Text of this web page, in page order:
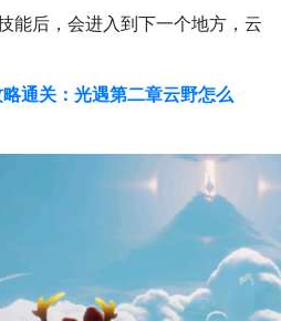
能后，会进入到下一个地方，云
通关：光遇第二章云野怎么